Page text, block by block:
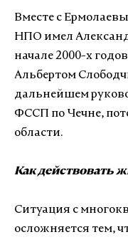
Вместе с
НПО имел
начале 2000-х
Альбертом
дальнейшем
ФССП по Чечне,
области.
Как действовать
Ситуация с
осложняется тем,